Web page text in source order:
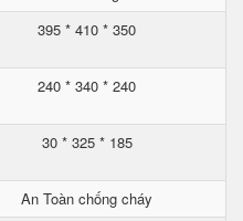
395 * 410 * 350
240 * 340 * 240
30 * 325 * 185
An Toàn chống cháy